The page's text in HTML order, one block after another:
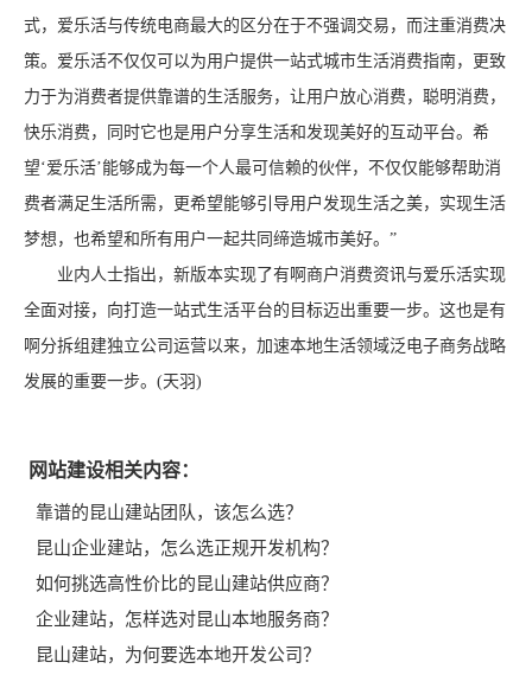
式，爱乐活与传统电商最大的区分在于不强调交易，而注重消费决
策。爱乐活不仅仅可以为用户提供一站式城市生活消费指南，更致
力于为消费者提供靠谱的生活服务，让用户放心消费，聪明消费，
快乐消费，同时它也是用户分享生活和发现美好的互动平台。希
望‘爱乐活’能够成为每一个人最可信赖的伙伴，不仅仅能够帮助消
费者满足生活所需，更希望能够引导用户发现生活之美，实现生活
梦想，也希望和所有用户一起共同缔造城市美好。”
业内人士指出，新版本实现了有啊商户消费资讯与爱乐活实现
全面对接，向打造一站式生活平台的目标迈出重要一步。这也是有
啊分拆组建独立公司运营以来，加速本地生活领域泛电子商务战略
发展的重要一步。(天羽)
网站建设相关内容：
靠谱的昆山建站团队，该怎么选？
昆山企业建站，怎么选正规开发机构？
如何挑选高性价比的昆山建站供应商？
企业建站，怎样选对昆山本地服务商？
昆山建站，为何要选本地开发公司？